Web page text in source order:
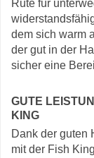
Rute für
dem sich warm
der gut in der
sicher eine
GUTE
KING
Dank der guten
mit der Fish